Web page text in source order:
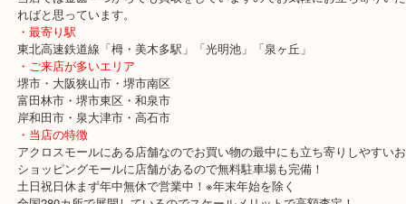
堺のお客様よりインゴットの100gを買取させていただいた時のブロ
昨年に続き2020年も高騰中の金相場ですが2000年と比較をすると5
がっています。
なので本年も金製品は売り時です！
金相場が上がっているということはインゴットだけではなく
指輪やネックレスなどの装飾品の買取価格も高くなります。